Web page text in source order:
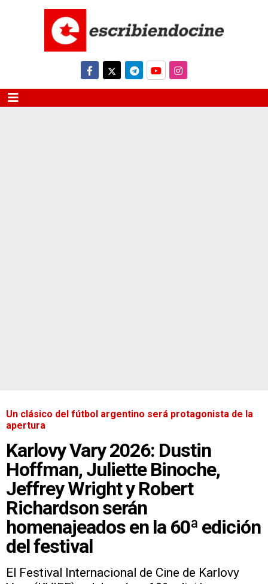
Un clásico del fútbol argentino será protagonista de la
apertura
Karlovy Vary 2026: Dustin
Hoffman, Juliette Binoche,
Jeffrey Wright y Robert
Richardson serán
homenajeados en la 60ª edición
del festival
El Festival Internacional de Cine de Karlovy